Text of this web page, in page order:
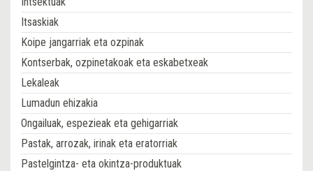
Itsaskiak
Koipe jangarriak eta ozpinak
Kontserbak, ozpinetakoak eta eskabetxeak
Lekaleak
Lumadun ehizakia
Ongailuak, espezieak eta gehigarriak
Pastak, arrozak, irinak eta eratorriak
Pastelgintza- eta okintza-produktuak